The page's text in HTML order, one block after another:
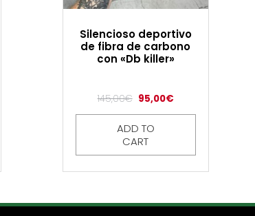
Silencioso deportivo
de fibra de carbono
con «Db killer»
145,00€ 95,00€
ADD TO
CART